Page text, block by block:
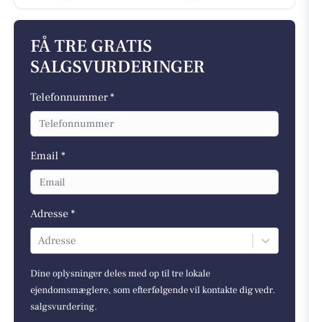
FÅ TRE GRATIS
SALGSVURDERINGER
Telefonnummer *
Email *
Adresse *
Adresse
Dine oplysninger deles med op til tre lokale
ejendomsmæglere, som efterfølgende vil kontakte dig vedr.
salgsvurdering.